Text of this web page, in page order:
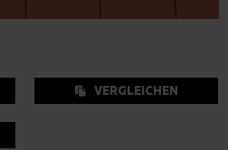
VERGLEICHEN